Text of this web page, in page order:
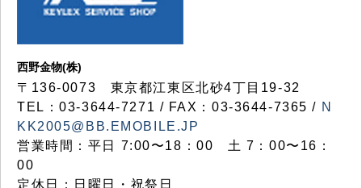
西野金物(株)
〒136-0073 東京都江東区北砂4丁目19-32
TEL：03‐3644‐7271 / FAX：03-3644-7365 / N
KK2005@BB.EMOBILE.JP
営業時間：平日 7:00〜18：00 土 7：00〜16：
00
定休日：日曜日・祝祭日